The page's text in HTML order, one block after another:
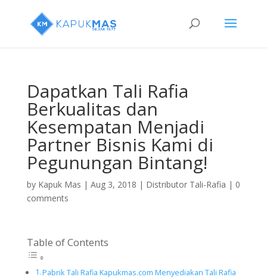
Dapatkan Tali Rafia
Berkualitas dan
Kesempatan Menjadi
Partner Bisnis Kami di
Pegunungan Bintang!
by Kapuk Mas | Aug 3, 2018 | Distributor Tali-Rafia | 0
comments
Table of Contents
Pabrik Tali Rafia Kapukmas.com Menyediakan Tali Rafia